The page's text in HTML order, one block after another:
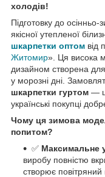
холодів!
Підготовку до
якісної утепленої
шкарпетки оптом від
Житомир». Ця висока
дизайном створена
у морозні дні.
шкарпетки гуртом —
українські покупці
Чому ця зимова
попитом?
✅ Максимальне
виробу повністю
створює